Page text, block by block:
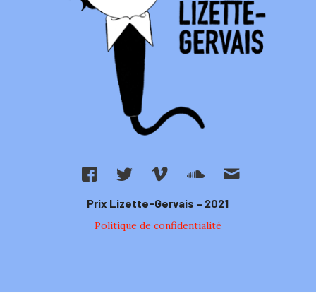
Prix Lizette-Gervais – 2021
Politique de confidentialité